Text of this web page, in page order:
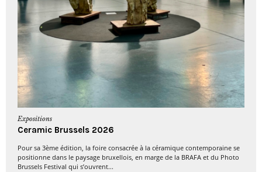
Expositions
Ceramic Brussels 2026
Pour sa 3ème édition, la foire consacrée à la céramique contemporaine se
positionne dans le paysage bruxellois, en marge de la BRAFA et du Photo
Brussels Festival qui s’ouvrent...